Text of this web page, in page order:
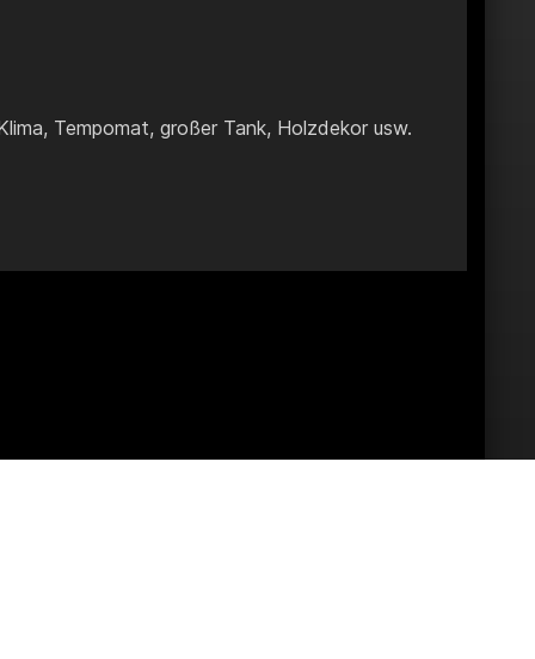
Tempomat, großer Tank, Holzdekor usw.